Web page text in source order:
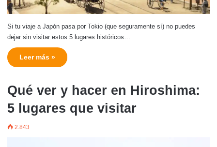
Si tu viaje a Japón pasa por Tokio (que seguramente sí) no puedes
dejar sin visitar estos 5 lugares históricos…
Leer más »
Qué ver y hacer en Hiroshima:
5 lugares que visitar
2.843